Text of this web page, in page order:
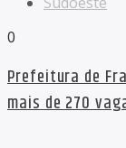
0
Prefeitura de
mais de 270